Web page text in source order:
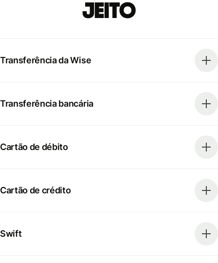
jeito
Transferência da Wise
Transferência bancária
Cartão de débito
Cartão de crédito
Swift